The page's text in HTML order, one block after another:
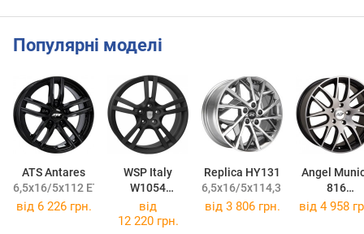
Популярні моделі
ATS Antares
6,5x16/5x112 ET50 DIA57,1
WSP Italy
W1054
8,5x19/5x130 ET55 DIA71,6
Replica HY131
6,5x16/5x114,3 ET48 DIA67,1
Angel
816
8x18/5x120
від 6 226 грн.
від
12 220 грн.
від 3 806 грн. від 4 958